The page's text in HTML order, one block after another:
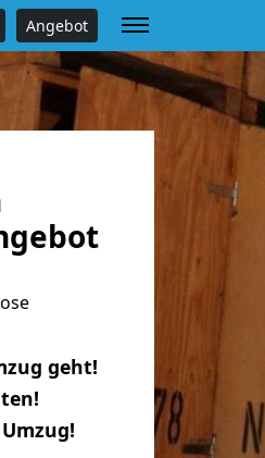
Angebot
geht!